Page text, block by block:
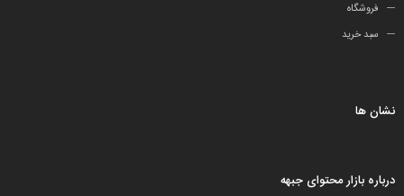
فروشگاه
سبد خرید
نشان ها
درباره بازار محتوای جبهه